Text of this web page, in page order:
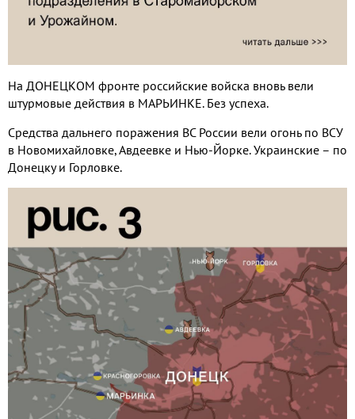
На ДОНЕЦКОМ фронте российские войска вновь вели
штурмовые действия в МАРЬИНКЕ. Без успеха.
Средства дальнего поражения ВС России вели огонь по ВСУ
в Новомихайловке, Авдеевке и Нью-Йорке. Украинские – по
Донецку и Горловке.